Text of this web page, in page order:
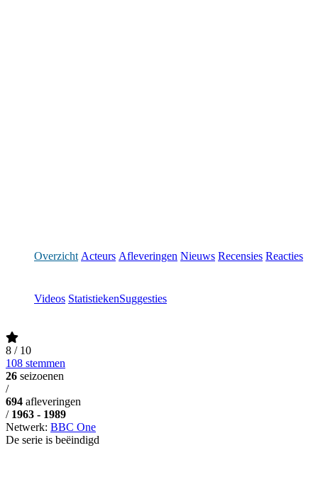
Overzicht Acteurs Afleveringen Nieuws Recensies Reacties
Videos StatistiekenSuggesties
8 / 10
108 stemmen
26 seizoenen
/
694 afleveringen
/ 1963 - 1989
Netwerk: BBC One
De serie is beëindigd